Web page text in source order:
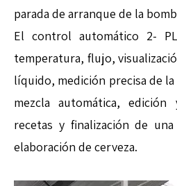
parada de arranque de la
El control automático 2-
temperatura, flujo,
líquido, medición precisa de
mezcla automática, edición
recetas y finalización de
elaboración de cerveza.